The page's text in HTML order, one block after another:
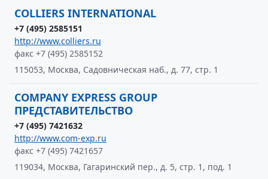
COLLIERS INTERNATIONAL
+7 (495) 2585151
http://www.colliers.ru
факс +7 (495) 2585152
115053, Москва, Садовническая наб., д. 77, стр. 1
COMPANY EXPRESS GROUP
ПРЕДСТАВИТЕЛЬСТВО
+7 (495) 7421632
http://www.com-exp.ru
факс +7 (495) 7421657
119034, Москва, Гагаринский пер., д. 5, стр. 1, под. 1